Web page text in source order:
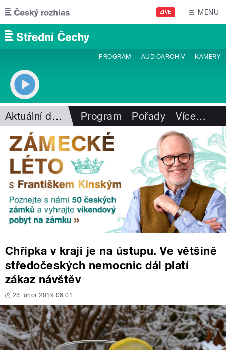
Přejít k hlavnímu obsahu
ŽIVĚ MENU
PROGRAM AUDIOARCHIV KAMERY
Aktuální dění Program Pořady Více…
Chřipka v kraji je na ústupu. Ve většině
středočeských nemocnic dál platí
zákaz návštěv
23. únor 2019 08:01